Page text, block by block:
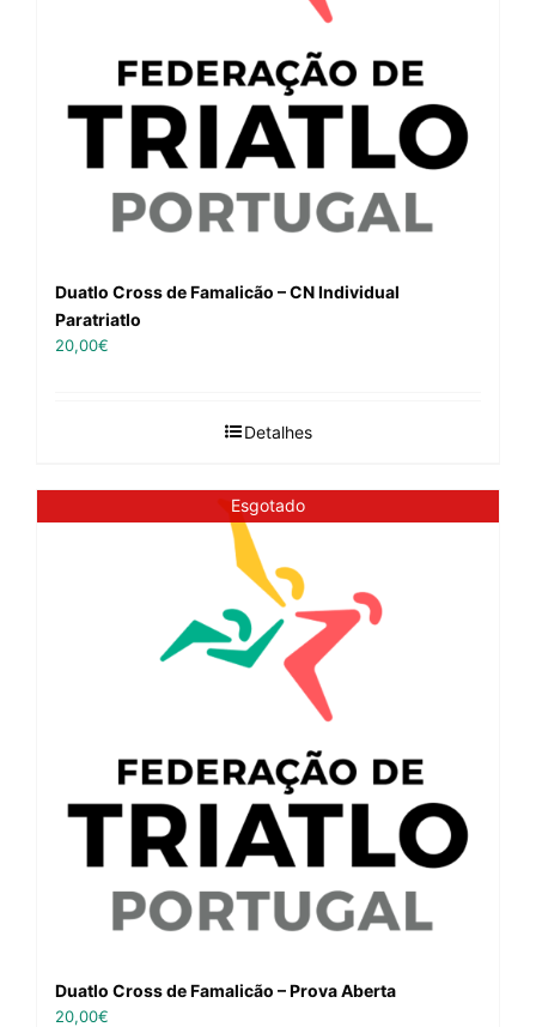
Duatlo Cross de Famalicão – CN Individual
Paratriatlo
20,00€
Detalhes
Esgotado
Duatlo Cross de Famalicão – Prova Aberta
20,00€